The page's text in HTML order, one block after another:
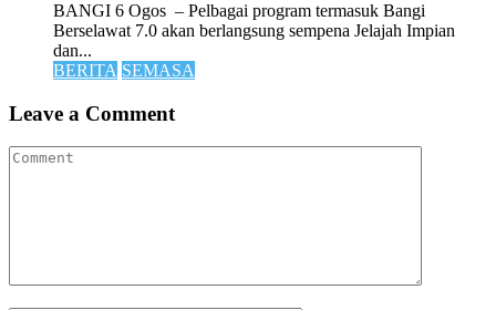
BANGI 6 Ogos – Pelbagai program termasuk Bangi
Berselawat 7.0 akan berlangsung sempena Jelajah Impian
dan...
BERITA SEMASA
Leave a Comment